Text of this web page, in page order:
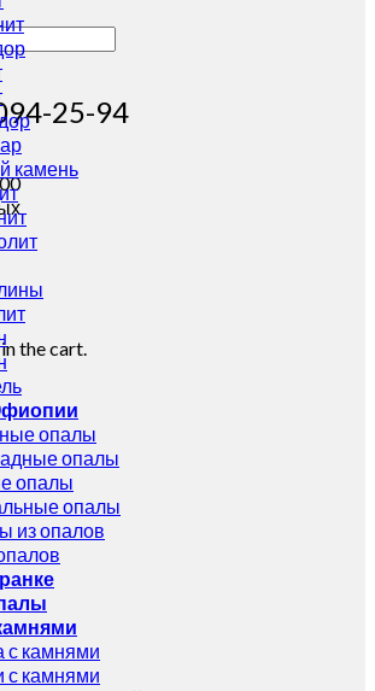
25-94
the cart.
камень
опалы
опалы
опалы
опалы
из опалов
с камнями
с камнями